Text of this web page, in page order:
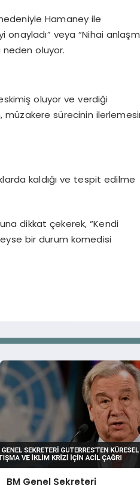
Hamaney ile
veya “Nihai
neden oluyor.
oluyor ve verdiği
müzakere sürecinin
kaldığı ve tespit edilme
dikkat çekerek, “Kendi
bir durum komedisi
BM Genel Sekreteri